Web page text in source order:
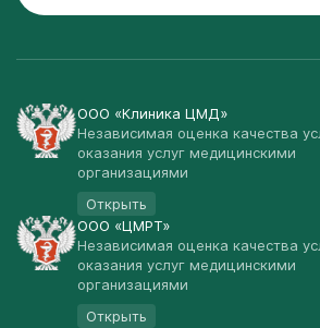
ООО «Клиника ЦМД»
Независимая оценка качества
оказания услуг медицинскими
организациями
Открыть
ООО «ЦМРТ»
Независимая оценка качества
оказания услуг медицинскими
организациями
Открыть